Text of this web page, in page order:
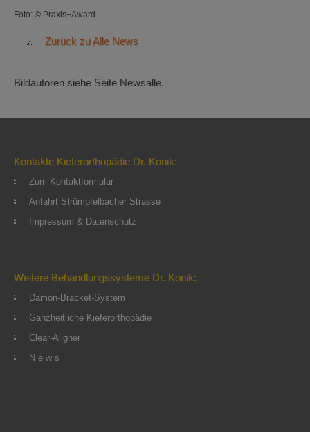
Foto: © Praxis+Award
Zurück zu Alle News
Bildautoren siehe Seite Newsalle.
Kontakte Kieferorthopädie Dr. Konik:
Zum Kontaktformular
Anfahrt Strümpfelbacher Strasse
Impressum & Datenschutz
Weitere Behandlungssysteme Dr. Konik:
Damon-Bracket-System
Ganzheitliche Kieferorthopädie
Clear-Aligner
N e w s